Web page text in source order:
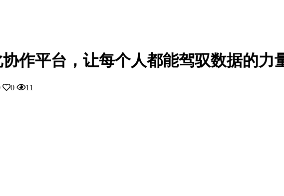
作平台，让每个人都能驾驭数据的力
0 11